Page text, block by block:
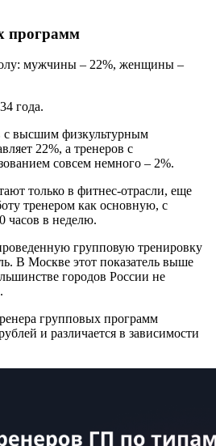
программ
мужчины – 22%, женщины –
года.
с высшим физкультурным
22%, а тренеров с
совсем немного – 2%.
только в фитнес-отрасли, еще
тренером как основную, с
часов в неделю.
групповую тренировку
В Москве этот показатель выше
городов России не
групповых программ
и различается в зависимости